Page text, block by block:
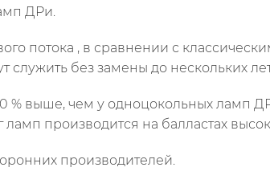
ДРи.
потока , в сравнении с
служить без замены до нескольких
% выше, чем у одноцокольных ламп
производится на балластах
производителей.